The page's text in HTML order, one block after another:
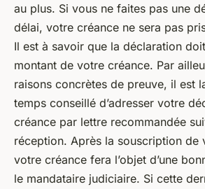
au plus. Si vous ne faites pas une
délai, votre créance ne sera pas
Il est à savoir que la déclaration
montant de votre créance. Par
raisons concrètes de preuve, il est
temps conseillé d’adresser votre
créance par lettre recommandée
réception. Après la souscription de
votre créance fera l’objet d’une
le mandataire judiciaire. Si cette